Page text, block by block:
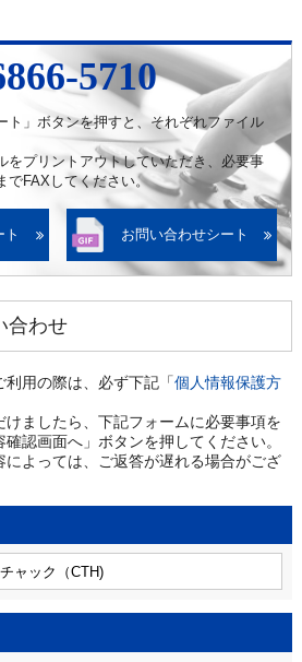
5710
ト」ボタンを押すと、それぞれファイル
をプリントアウトしていただき、必要事
でFAXしてください。
ト お問い合わせシート
合わせ
用の際は、必ず下記「個人情報保護方
ましたら、下記フォームに必要事項を
認画面へ」ボタンを押してください。
によっては、ご返答が遅れる場合がござ